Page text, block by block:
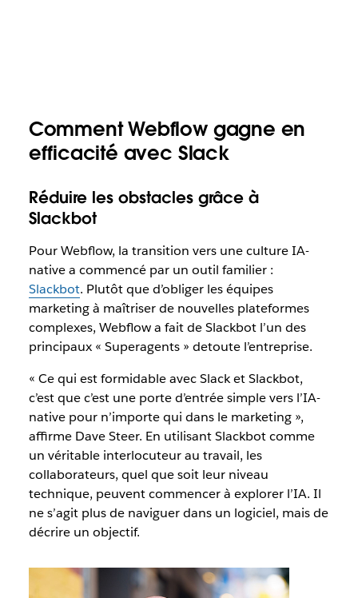
Comment Webflow gagne en
efficacité avec Slack
Réduire les obstacles grâce à
Slackbot
Pour Webflow, la transition vers une culture IA-
native a commencé par un outil familier :
Slackbot. Plutôt que d’obliger les équipes
marketing à maîtriser de nouvelles plateformes
complexes, Webflow a fait de Slackbot l’un des
principaux « Superagents » detoute l’entreprise.
« Ce qui est formidable avec Slack et Slackbot,
c’est que c’est une porte d’entrée simple vers l’IA-
native pour n’importe qui dans le marketing »,
affirme Dave Steer. En utilisant Slackbot comme
un véritable interlocuteur au travail, les
collaborateurs, quel que soit leur niveau
technique, peuvent commencer à explorer l’IA. Il
ne s’agit plus de naviguer dans un logiciel, mais de
décrire un objectif.